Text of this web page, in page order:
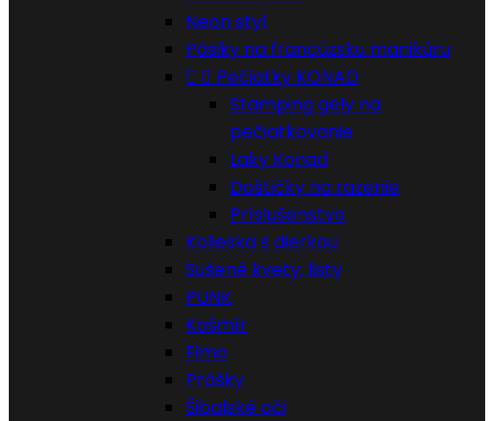
Neon styl
Pásiky na francúzsku manikúru
  Pečiatky KONAD
Stamping gely na
pečiatkovanie
Laky Konad
Doštičky na razenie
Príslušenstvo
Kolieska s dierkou
Sušené kvety, listy
PUNK
Kašmír
Fimo
Prášky
Šibalské oči